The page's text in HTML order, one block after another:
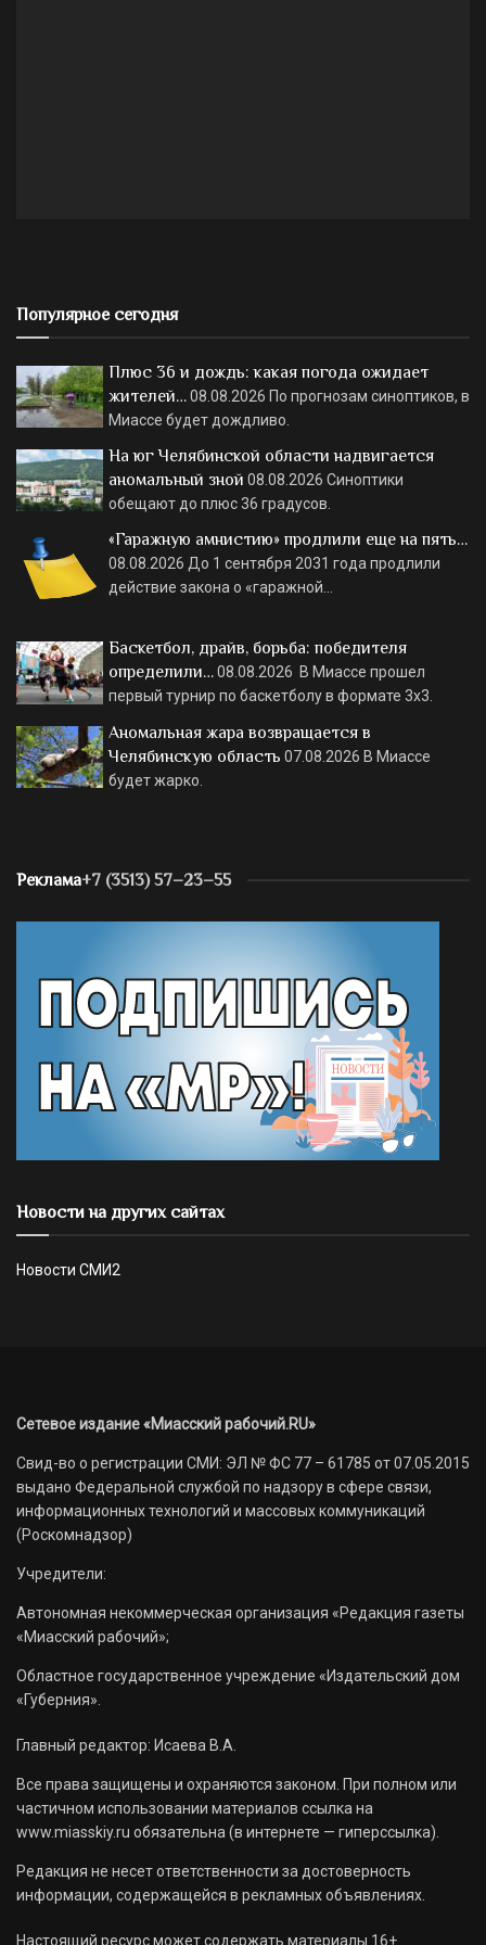
Популярное сегодня
Плюс 36 и дождь: какая погода ожидает
жителей…08.08.2026 По прогнозам синоптиков, в
Миассе будет дождливо.
На юг Челябинской области надвигается
аномальный зной 08.08.2026 Синоптики
обещают до плюс 36 градусов.
«Гаражную амнистию» продлили еще на пять…
08.08.2026 До 1 сентября 2031 года продлили
действие закона о «гаражной…
Баскетбол, драйв, борьба: победителя
определили…08.08.2026 В Миассе прошел
первый турнир по баскетболу в формате 3х3.
Аномальная жара возвращается в
Челябинскую область 07.08.2026 В Миассе
будет жарко.
Реклама+7 (3513) 57–23–55
Новости на других сайтах
Новости СМИ2
Сетевое издание «Миасский рабочий.RU»
Свид-во о регистрации СМИ: ЭЛ № ФС 77 – 61785 от 07.05.2015
выдано Федеральной службой по надзору в сфере связи,
информационных технологий и массовых коммуникаций
(Роскомнадзор)
Учредители:
Автономная некоммерческая организация «Редакция газеты
«Миасский рабочий»;
Областное государственное учреждение «Издательский дом
«Губерния».
Главный редактор: Исаева В.А.
Все права защищены и охраняются законом. При полном или
частичном использовании материалов ссылка на
www.miasskiy.ru обязательна (в интернете — гиперссылка).
Редакция не несет ответственности за достоверность
информации, содержащейся в рекламных объявлениях.
Настоящий ресурс может содержать материалы 16+